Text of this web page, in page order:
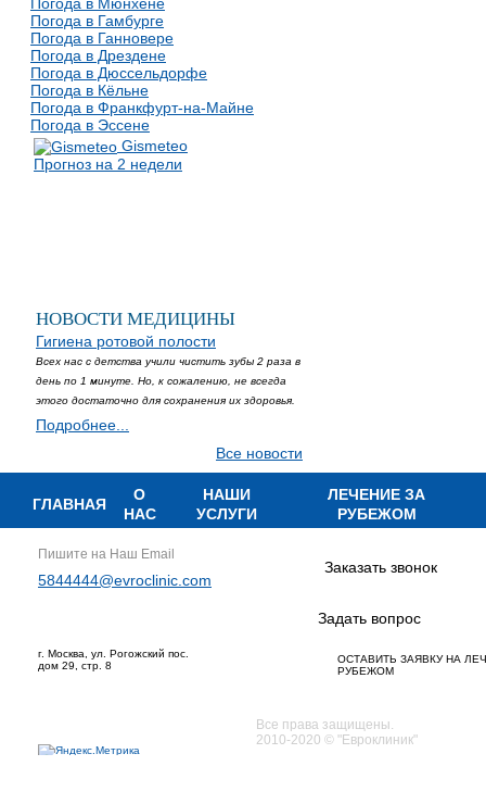
Погода в Гамбурге
Погода в Ганновере
Погода в Дрездене
Погода в Дюссельдорфе
Погода в Кёльне
Погода в Франкфурт-на-Майне
Погода в Эссене
Gismeteo
Прогноз на 2 недели
НОВОСТИ МЕДИЦИНЫ
Гигиена ротовой полости
Всех нас с детства учили чистить зубы 2 раза в
день по 1 минуте. Но, к сожалению, не всегда
этого достаточно для сохранения их здоровья.
Подробнее...
Все новости
ГЛАВНАЯ
О
НАС
НАШИ
УСЛУГИ
ЛЕЧЕНИЕ ЗА
РУБЕЖОМ
Пишите на Наш Email
5844444@evroclinic.com
Заказать звонок
Задать вопрос
ОСТАВИТЬ ЗАЯВКУ НА
РУБЕЖОМ
г. Москва, ул. Рогожский пос.
дом 29, стр. 8
Все права защищены.
2010-2020 © "Евроклиник"